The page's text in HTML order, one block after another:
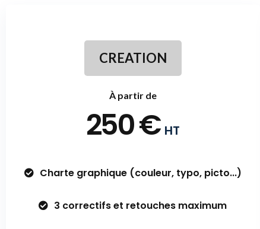
CREATION
À partir de
250€ HT
Charte graphique (couleur, typo, picto...)
3 correctifs et retouches maximum